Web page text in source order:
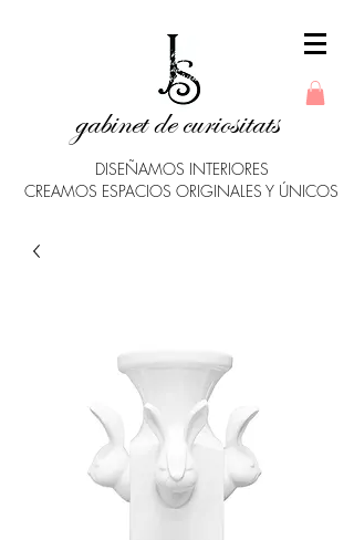
gabinet de curiositats
DISEÑAMOS INTERIORES
CREAMOS ESPACIOS ORIGINALES Y ÚNICOS